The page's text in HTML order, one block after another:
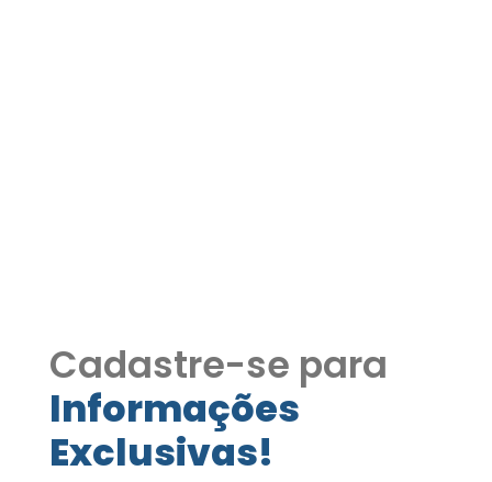
Cadastre-se para
Informações
Exclusivas!